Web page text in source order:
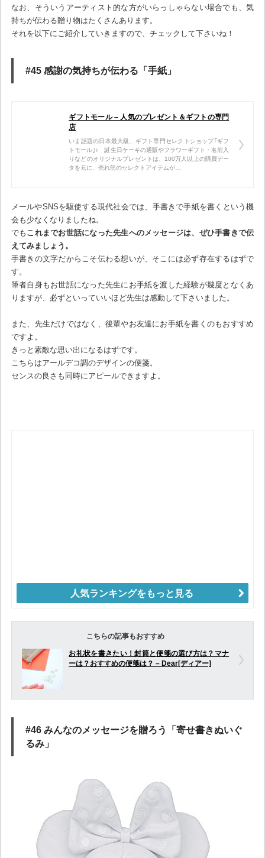
なお、そういうアーティスト的な方がいらっしゃらない場合でも、気
持ちが伝わる贈り物はたくさんあります。
それを以下にご紹介していきますので、チェックして下さいね！
#45 感謝の気持ちが伝わる「手紙」
ギフトモール – 人気のプレゼント＆ギフトの専門
店
いま話題の日本最大級、ギフト専門セレクトショップ｢ギフ
トモール｣♪ 誕生日ケーキの通販やフラワーギフト・名前入
りなどのオリジナルプレゼントは、100万人以上の購買デー
タを元に、売れ筋のセレクトアイテムが…
メールやSNSを駆使する現代社会では、手書きで手紙を書くという機
会も少なくなりましたね。
でも これまでお世話になった先生へのメッセージは、ぜひ手書きで伝
えてみましょう。
手書きの文字だからこそ伝わる想いが、そこには必ず存在するはずで
す。
筆者自身もお世話になった先生にお手紙を渡した経験が幾度となくあ
りますが、必ずといっていいほど先生は感動して下さいました。
また、先生だけではなく、後輩やお友達にお手紙を書くのもおすすめ
ですよ。
きっと素敵な思い出になるはずです。
こちらはアールデコ調のデザインの便箋。
センスの良さも同時にアピールできますよ。
人気ランキングをもっと見る
こちらの記事もおすすめ
お礼状を書きたい！封筒と便箋の選び方は？マナ
ーは？おすすめの便箋は？ – Dear[ディアー]
#46 みんなのメッセージを贈ろう「寄せ書きぬいぐ
るみ」